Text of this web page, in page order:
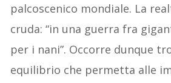
palcoscenico mondiale. La
cruda: “in una guerra fra
per i nani”. Occorre dunque
equilibrio che permetta alle